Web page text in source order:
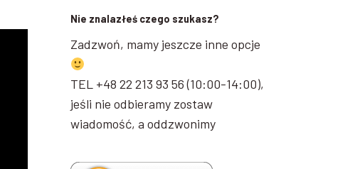
Nie znalazłeś czego szukasz?
Zadzwoń, mamy jeszcze inne opcje
TEL +48 22 213 93 56 (10:00-14:00),
jeśli nie odbieramy zostaw
wiadomość, a oddzwonimy